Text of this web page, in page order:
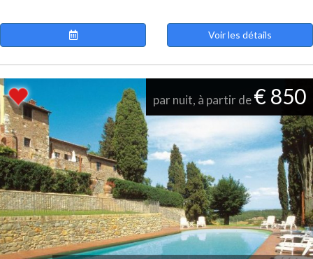
Voir les détails
par nuit, à partir de€ 850